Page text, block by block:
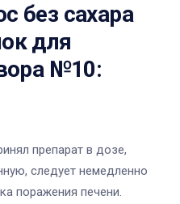
без сахара
для
№10:
препарат в дозе,
следует немедленно
поражения печени.